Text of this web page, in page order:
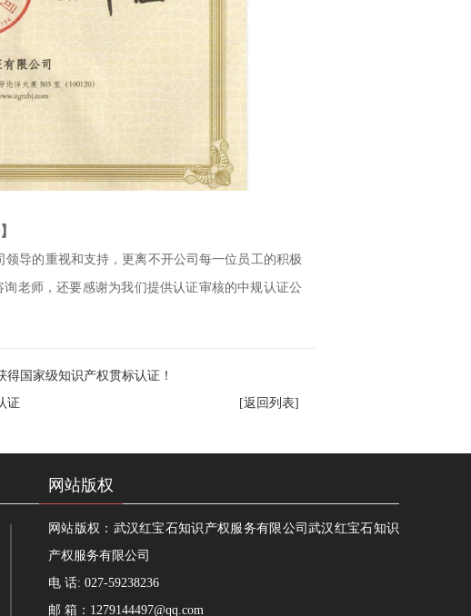
】
导的重视和支持，更离不开公司每一位员工的积极
老师，还要感谢为我们提供认证审核的中规认证公
国家级知识产权贯标认证！
证 [返回列表]
网站版权
网站版权：武汉红宝石知识产权服务有限公司武汉红宝石知识
产权服务有限公司
电 话: 027-59238236
邮 箱： 1279144497@qq.com